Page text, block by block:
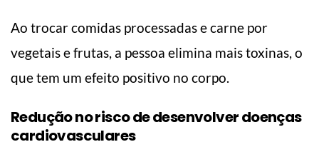
Ao trocar comidas processadas e carne por
vegetais e frutas, a pessoa elimina mais toxinas, o
que tem um efeito positivo no corpo.
Redução no risco de desenvolver doenças
cardiovasculares